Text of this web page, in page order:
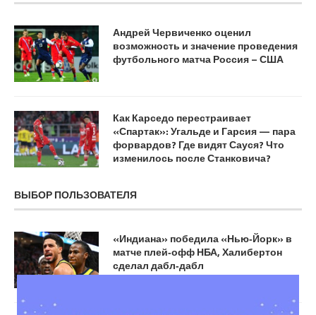
Андрей Червиченко оценил
возможность и значение проведения
футбольного матча Россия – США
Как Карседо перестраивает
«Спартак»: Угальде и Гарсия — пара
форвардов? Где видят Сауся? Что
изменилось после Станковича?
ВЫБОР ПОЛЬЗОВАТЕЛЯ
«Индиана» победила «Нью‑Йорк» в
матче плей‑офф НБА, Халибертон
сделал дабл‑дабл